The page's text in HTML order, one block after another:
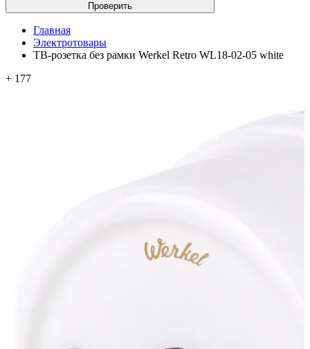
Проверить
Главная
Электротовары
ТВ-розетка без рамки Werkel Retro WL18-02-05 white
+ 177